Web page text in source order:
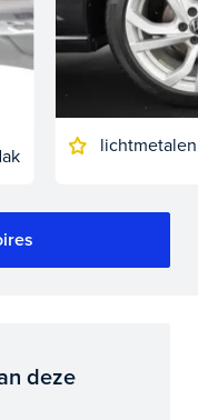
deze